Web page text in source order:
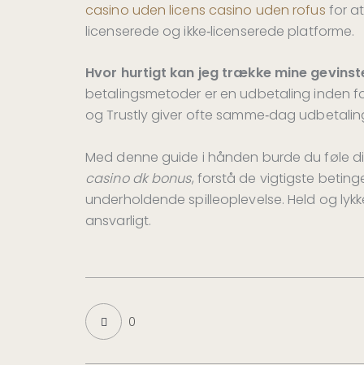
casino uden licens casino uden rofus for
licenserede og ikke‑licenserede platforme.
Hvor hurtigt kan jeg trække mine
betalingsmetoder er en udbetaling inden
og Trustly giver ofte samme‑dag
Med denne guide i hånden burde du føle
casino dk bonus, forstå de vigtigste
underholdende spilleoplevelse. Held og
ansvarligt.
0